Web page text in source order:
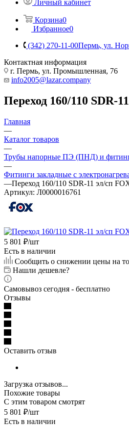
Личный кабинет
Корзина0
Избранное0
(342) 270-11-00Пермь, ул.
Контактная информация
г. Пермь, ул. Промышленная, 76
info2005@lazar.company
Переход 160/110 SDR-
Главная
—
Каталог товаров
—
Трубы напорные ПЭ (ПНД) и
—
Фитинги закладные с
—Переход 160/110 SDR-11 эл/сп
Артикул: Л0000016761
5 801 ₽/шт
Есть в наличии
Сообщить о снижении цены на
Нашли дешевле?
Самовывоз сегодня - бесплатно
Отзывы
Оставить отзыв
Загрузка отзывов...
Похожие товары
С этим товаром смотрят
5 801 ₽/шт
Есть в наличии